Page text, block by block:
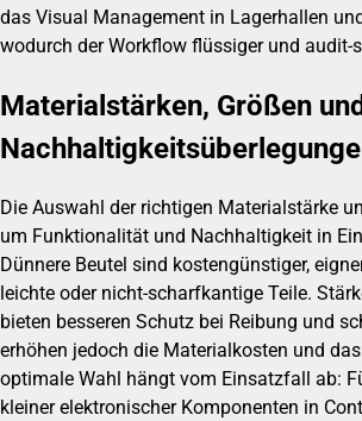
das Visual Management in Lagerhallen
wodurch der Workflow flüssiger und audit-
Materialstärken, Größen und
Die Auswahl der richtigen Materialstärke
um Funktionalität und Nachhaltigkeit in
Dünnere Beutel sind kostengünstiger,
leichte oder nicht-scharfkantige Teile.
bieten besseren Schutz bei Reibung und
erhöhen jedoch die Materialkosten und
optimale Wahl hängt vom Einsatzfall ab:
kleiner elektronischer Komponenten in